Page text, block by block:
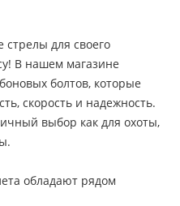
для своего
В нашем магазине
болтов, которые
скорость и надежность.
выбор как для охоты,
обладают рядом